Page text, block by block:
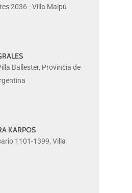
2036 - Villa Maipú
Ballester, Provincia de
KARPOS
1101-1399, Villa